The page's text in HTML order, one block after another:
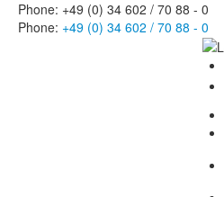
Phone: +49 (0) 34 602 / 70 88 - 0
Phone: +49 (0) 34 602 / 70 88 - 0